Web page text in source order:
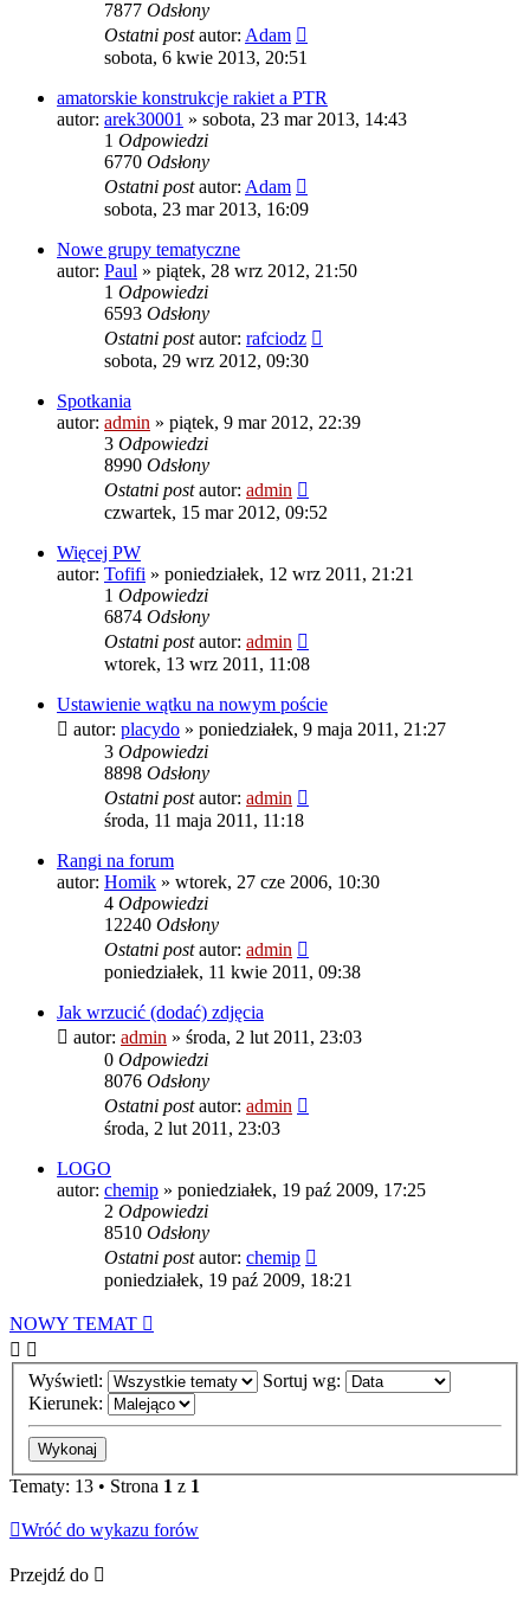
7877 Odsłony
Ostatni postautor: Adam
sobota, 6 kwie 2013, 20:51
amatorskie konstrukcje rakiet a PTR
autor: arek30001 » sobota, 23 mar 2013, 14:43
1 Odpowiedzi
6770 Odsłony
Ostatni postautor: Adam
sobota, 23 mar 2013, 16:09
Nowe grupy tematyczne
autor: Paul » piątek, 28 wrz 2012, 21:50
1 Odpowiedzi
6593 Odsłony
Ostatni postautor: rafciodz
sobota, 29 wrz 2012, 09:30
Spotkania
autor: admin » piątek, 9 mar 2012, 22:39
3 Odpowiedzi
8990 Odsłony
Ostatni postautor: admin
czwartek, 15 mar 2012, 09:52
Więcej PW
autor: Tofifi » poniedziałek, 12 wrz 2011, 21:21
1 Odpowiedzi
6874 Odsłony
Ostatni postautor: admin
wtorek, 13 wrz 2011, 11:08
Ustawienie wątku na nowym poście
autor: placydo » poniedziałek, 9 maja 2011, 21:27
3 Odpowiedzi
8898 Odsłony
Ostatni postautor: admin
środa, 11 maja 2011, 11:18
Rangi na forum
autor: Homik » wtorek, 27 cze 2006, 10:30
4 Odpowiedzi
12240 Odsłony
Ostatni postautor: admin
poniedziałek, 11 kwie 2011, 09:38
Jak wrzucić (dodać) zdjęcia
autor: admin » środa, 2 lut 2011, 23:03
0 Odpowiedzi
8076 Odsłony
Ostatni postautor: admin
środa, 2 lut 2011, 23:03
LOGO
autor: chemip » poniedziałek, 19 paź 2009, 17:25
2 Odpowiedzi
8510 Odsłony
Ostatni postautor: chemip
poniedziałek, 19 paź 2009, 18:21
NOWY TEMAT
Wyświetl:
Sortuj wg:
Kierunek:
Tematy: 13 • Strona 1 z 1
Wróć do wykazu forów
Przejdź do